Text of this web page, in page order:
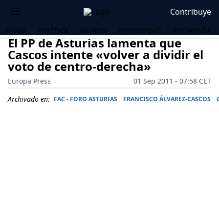
Contribuye
HOME POLÍTICA MUNDO PERIODISMO ECONOMÍA
El PP de Asturias lamenta que
Cascos intente «volver a dividir el
voto de centro-derecha»
Europa Press
01 Sep 2011 - 07:58 CET
Archivado en: FAC - FORO ASTURIAS FRANCISCO ÁLVAREZ-CASCOS